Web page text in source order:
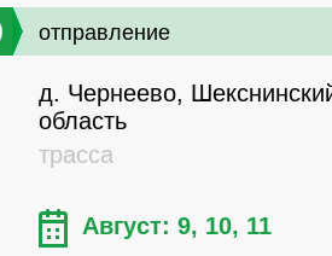
отправление
д. Чернеево,
область
трасса
Август: 9, 10, 11